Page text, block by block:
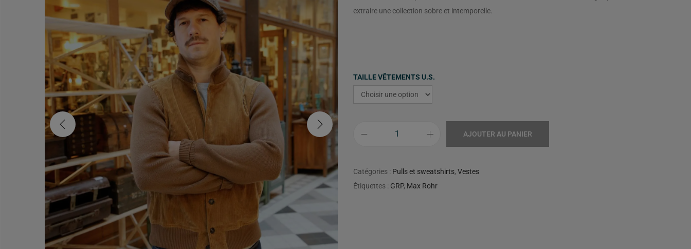
extraire une collection sobre et intemporelle.
TAILLE VÊTEMENTS U.S.
AJOUTER AU PANIER
Catégories : Pulls et sweatshirts, Vestes
Étiquettes : GRP, Max Rohr